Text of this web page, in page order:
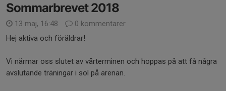
Sommarbrevet 2018
13 maj, 16:48
0 kommentarer
Hej aktiva och föräldrar!
Vi närmar oss slutet av vårterminen och hoppas på att få några
avslutande träningar i sol på arenan.